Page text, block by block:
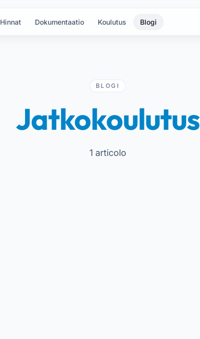
Hinnat Dokumentaatio Koulutus Blogi
BLOGI
Jatkokoulutus
1 articolo